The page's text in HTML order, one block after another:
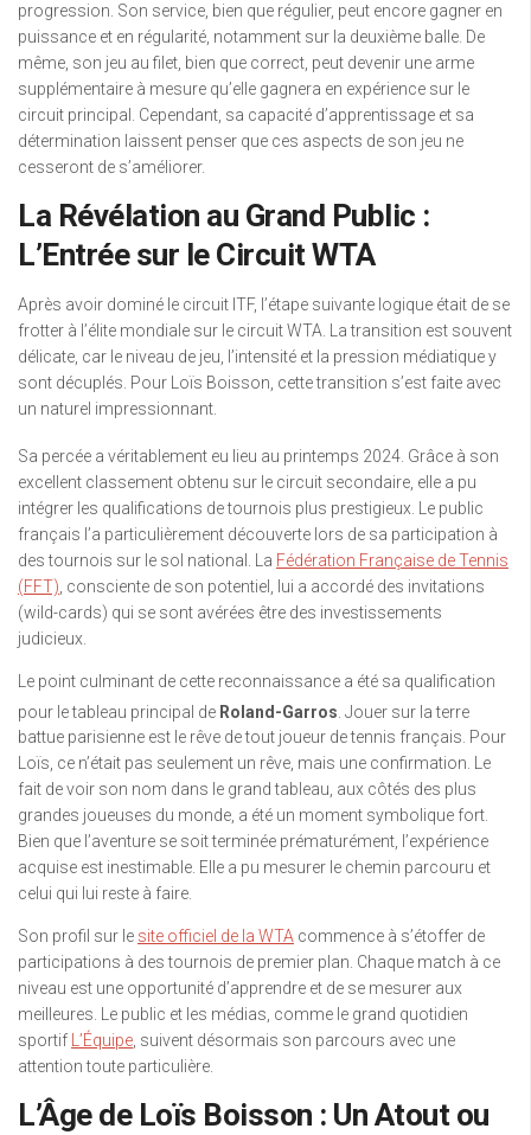
progression. Son service, bien que régulier, peut encore gagner en
puissance et en régularité, notamment sur la deuxième balle. De
même, son jeu au filet, bien que correct, peut devenir une arme
supplémentaire à mesure qu’elle gagnera en expérience sur le
circuit principal. Cependant, sa capacité d’apprentissage et sa
détermination laissent penser que ces aspects de son jeu ne
cesseront de s’améliorer.
La Révélation au Grand Public :
L’Entrée sur le Circuit WTA
Après avoir dominé le circuit ITF, l’étape suivante logique était de se
frotter à l’élite mondiale sur le circuit WTA. La transition est souvent
délicate, car le niveau de jeu, l’intensité et la pression médiatique y
sont décuplés. Pour Loïs Boisson, cette transition s’est faite avec
un naturel impressionnant.
Sa percée a véritablement eu lieu au printemps 2024. Grâce à son
excellent classement obtenu sur le circuit secondaire, elle a pu
intégrer les qualifications de tournois plus prestigieux. Le public
français l’a particulièrement découverte lors de sa participation à
des tournois sur le sol national. La Fédération Française de Tennis
(FFT) , consciente de son potentiel, lui a accordé des invitations
(wild-cards) qui se sont avérées être des investissements
judicieux.
Le point culminant de cette reconnaissance a été sa qualification
pour le tableau principal de Roland-Garros Jouer sur la terre
battue parisienne est le rêve de tout joueur de tennis français. Pour
Loïs, ce n’était pas seulement un rêve, mais une confirmation. Le
fait de voir son nom dans le grand tableau, aux côtés des plus
grandes joueuses du monde, a été un moment symbolique fort.
Bien que l’aventure se soit terminée prématurément, l’expérience
acquise est inestimable. Elle a pu mesurer le chemin parcouru et
celui qui lui reste à faire.
Son profil sur le site officiel de la WTA commence à s’étoffer de
participations à des tournois de premier plan. Chaque match à ce
niveau est une opportunité d’apprendre et de se mesurer aux
meilleures. Le public et les médias, comme le grand quotidien
sportif L’Équipe, suivent désormais son parcours avec une
attention toute particulière.
L’Âge de Loïs Boisson : Un Atout ou